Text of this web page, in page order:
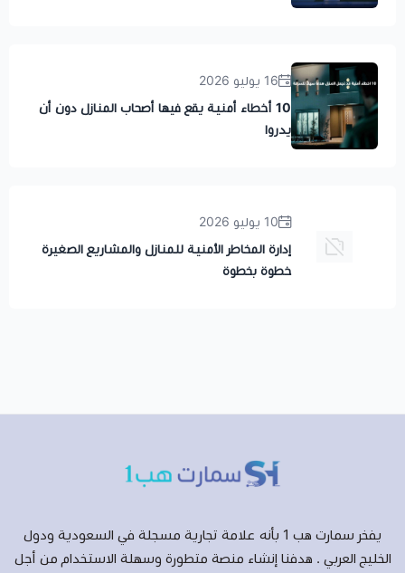
16 يوليو 2026
10 أخطاء أمنية يقع فيها أصحاب المنازل دون أن
يدروا
10 يوليو 2026
إدارة المخاطر الأمنية للمنازل والمشاريع الصغيرة
خطوة بخطوة
يفخر سمارت هب 1 بأنه علامة تجارية مسجلة في السعودية ودول
الخليج العربي . هدفنا إنشاء منصة متطورة وسهلة الاستخدام من أجل